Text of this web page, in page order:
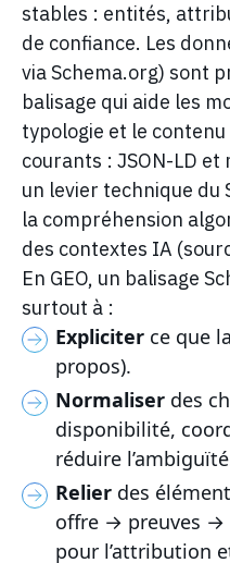
stables : entités,
de confiance. Les
via Schema.org) sont
balisage qui aide les
typologie et le
courants : JSON-LD
un levier technique du
la compréhension
des contextes IA
En GEO, un balisage
surtout à :
Expliciter ce que
propos).
Normaliser des
disponibilité,
réduire
Relier des
offre → preuves →
pour l’attribution